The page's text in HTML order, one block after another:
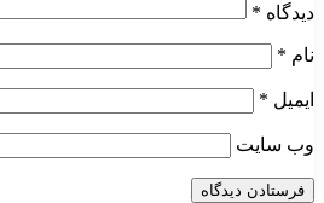
دیدگاه *
نام *
ایمیل *
وب‌ سایت